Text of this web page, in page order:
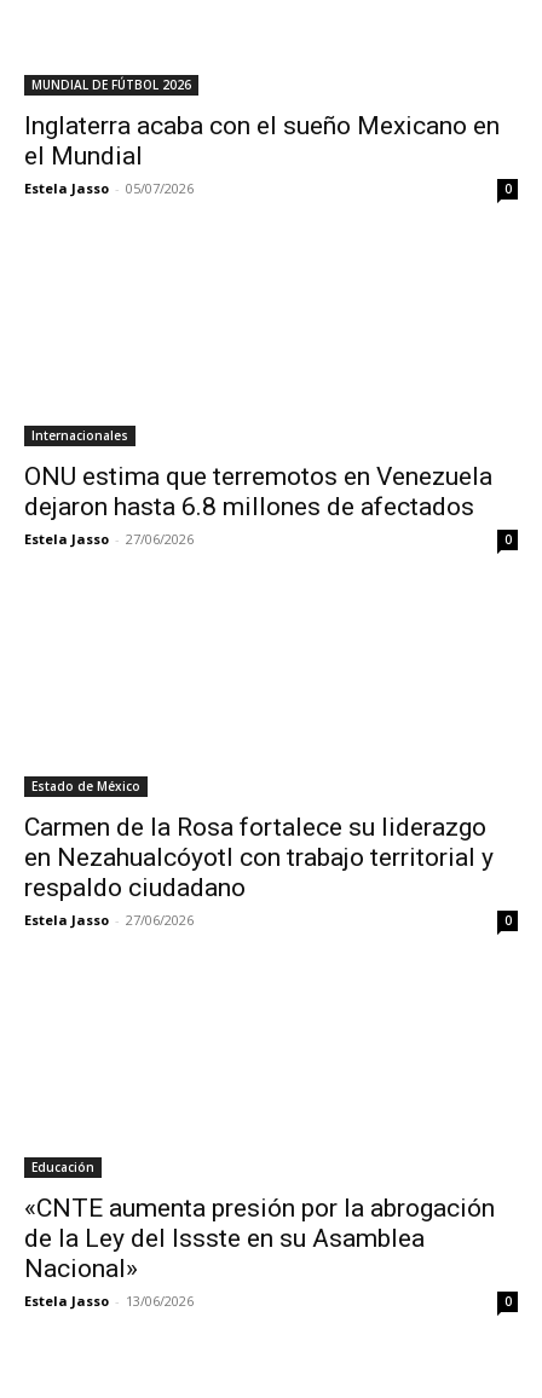
MUNDIAL DE FÚTBOL 2026
Inglaterra acaba con el sueño Mexicano en
el Mundial
Estela Jasso - 05/07/2026 0
Internacionales
ONU estima que terremotos en Venezuela
dejaron hasta 6.8 millones de afectados
Estela Jasso - 27/06/2026 0
Estado de México
Carmen de la Rosa fortalece su liderazgo
en Nezahualcóyotl con trabajo territorial y
respaldo ciudadano
Estela Jasso - 27/06/2026 0
Educación
«CNTE aumenta presión por la abrogación
de la Ley del Issste en su Asamblea
Nacional»
Estela Jasso - 13/06/2026 0